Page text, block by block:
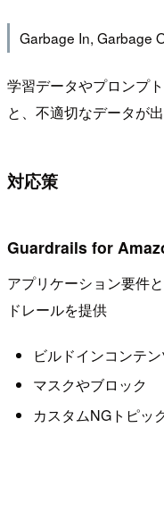
Garbage In, Garbage
学習データやプロンプ
と、不適切なデータが
対応策
Guardrails for
アプリケーション要件
ドレールを提供
ビルドインコンテ
マスクやブロック
カスタムNGトピッ